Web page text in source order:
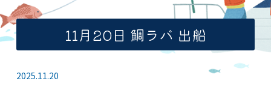
11月20日 鯛ラバ 出船
2025.11.20